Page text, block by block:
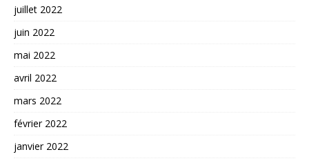
juillet 2022
juin 2022
mai 2022
avril 2022
mars 2022
février 2022
janvier 2022